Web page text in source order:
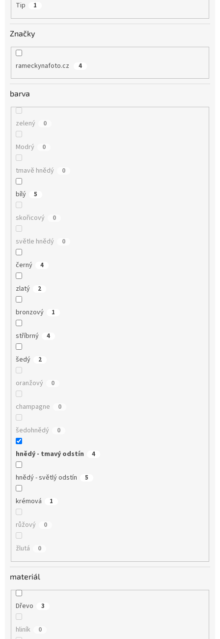
Tip 1
Značky
rameckynafoto.cz 4
barva
zelený 0
Modrý 0
tmavě hnědý 0
bílý 5
skořicový 0
světle hnědý 0
černý 4
zlatý 2
bronzový 1
stříbrný 4
šedý 2
oranžový 0
champagne 0
šedohnědý 0
hnědý - tmavý odstín 4
hnědý - světlý odstín 5
krémová 1
růžový 0
žlutá 0
materiál
Dřevo 3
hliník 0